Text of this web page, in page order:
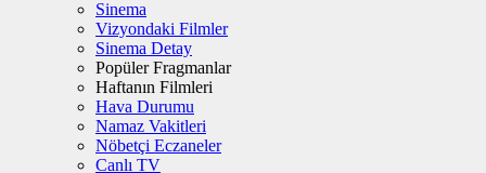
Sinema
Vizyondaki Filmler
Sinema Detay
Popüler Fragmanlar
Haftanın Filmleri
Hava Durumu
Namaz Vakitleri
Nöbetçi Eczaneler
Canlı TV